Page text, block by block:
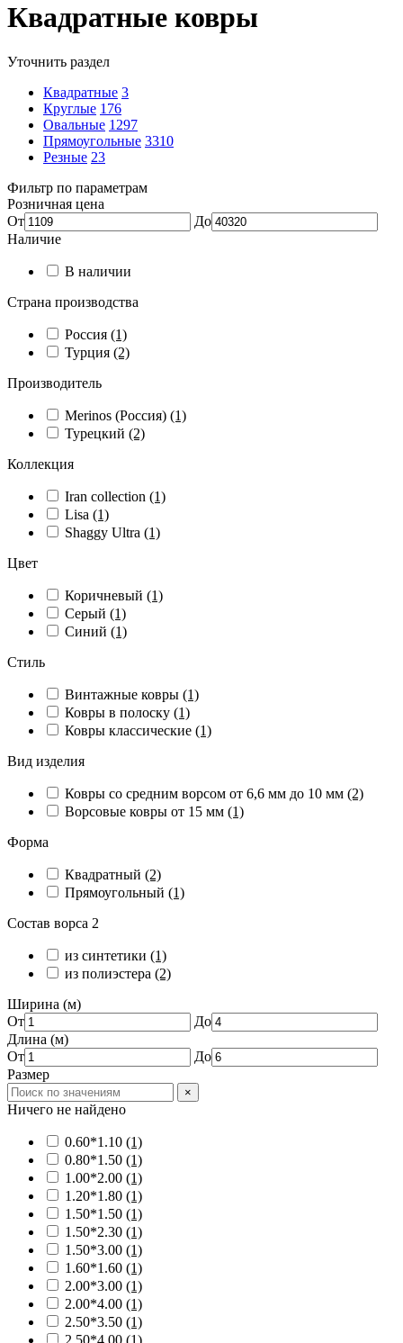
Квадратные ковры
Уточнить раздел
Квадратные 3
Круглые 176
Овальные 1297
Прямоугольные 3310
Резные 23
Фильтр по параметрам
Розничная цена
От
До
Наличие
В наличии
Страна производства
Россия (1)
Турция (2)
Производитель
Merinos (Россия) (1)
Турецкий (2)
Коллекция
Iran collection (1)
Lisa (1)
Shaggy Ultra (1)
Цвет
Коричневый (1)
Серый (1)
Синий (1)
Стиль
Винтажные ковры (1)
Ковры в полоску (1)
Ковры классические (1)
Вид изделия
Ковры со средним ворсом от 6,6 мм до 10 мм (2)
Ворсовые ковры от 15 мм (1)
Форма
Квадратный (2)
Прямоугольный (1)
Состав ворса 2
из синтетики (1)
из полиэстера (2)
Ширина (м)
От
До
Длина (м)
От
До
Размер
×
Ничего не найдено
0.60*1.10 (1)
0.80*1.50 (1)
1.00*2.00 (1)
1.20*1.80 (1)
1.50*1.50 (1)
1.50*2.30 (1)
1.50*3.00 (1)
1.60*1.60 (1)
2.00*3.00 (1)
2.00*4.00 (1)
2.50*3.50 (1)
2.50*4.00 (1)